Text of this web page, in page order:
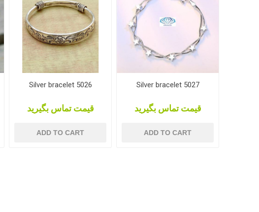
Silver bracelet 5026
قیمت تماس بگیرید
ADD TO CART
Silver bracelet 5027
قیمت تماس بگیرید
ADD TO CART